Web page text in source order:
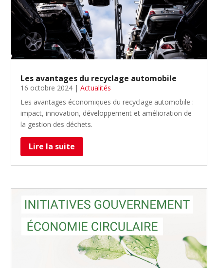
Les avantages du recyclage automobile
16 octobre 2024 |Actualités
Les avantages économiques du recyclage automobile :
impact, innovation, développement et amélioration de
la gestion des déchets.
Lire la suite